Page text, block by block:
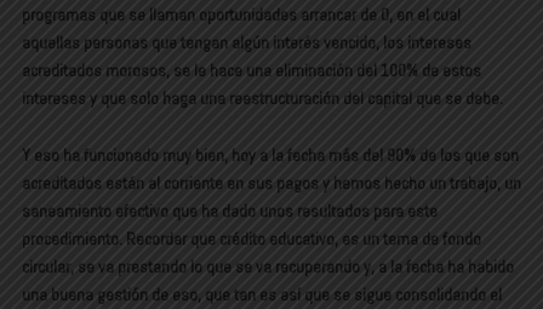
programas que se llaman oportunidades arrancar de 0, en el cual
aquellas personas que tengan algún interés vencido, los intereses
acreditados morosos, se le hace una eliminación del 100% de estos
intereses y que solo haga una reestructuración del capital que se debe.
Y eso ha funcionado muy bien, hoy a la fecha más del 90% de los que son
acreditados están al corriente en sus pagos y hemos hecho un trabajo, un
saneamiento efectivo que ha dado unos resultados para este
procedimiento. Recordar que crédito educativo, es un tema de fondo
circular, se va prestando lo que se va recuperando y, a la fecha ha habido
una buena gestión de eso, que tan es así que se sigue consolidando el